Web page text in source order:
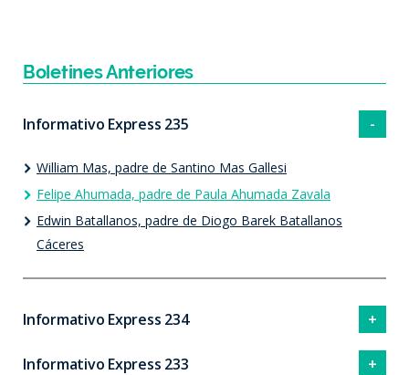
Boletines Anteriores
Informativo Express 235
William Mas, padre de Santino Mas Gallesi
Felipe Ahumada, padre de Paula Ahumada Zavala
Edwin Batallanos, padre de Diogo Barek Batallanos
Cáceres
Informativo Express 234
Informativo Express 233